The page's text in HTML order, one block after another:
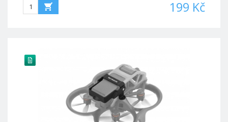
199 Kč